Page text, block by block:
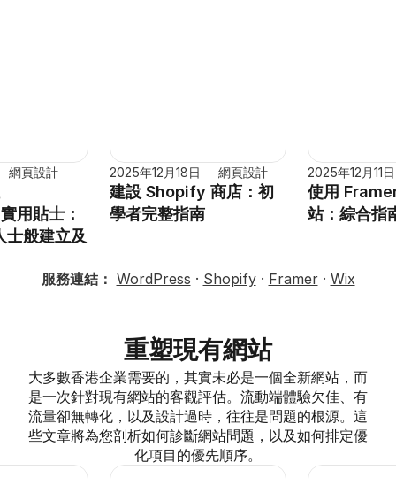
網頁設計
用貼士：
士般建立及
2025年12月18日 網頁設計
建設 Shopify 商店：初
學者完整指南
2025年12月11日
使用
站：綜合指
服務連結： WordPress · Shopify · Framer · Wix
重塑現有網站
大多數香港企業需要的，其實未必是一個全新網站，而
是一次針對現有網站的客觀評估。流動端體驗欠佳、有
流量卻無轉化，以及設計過時，往往是問題的根源。這
些文章將為您剖析如何診斷網站問題，以及如何排定優
化項目的優先順序。